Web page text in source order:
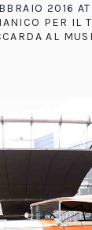
2016
PER IL
AL